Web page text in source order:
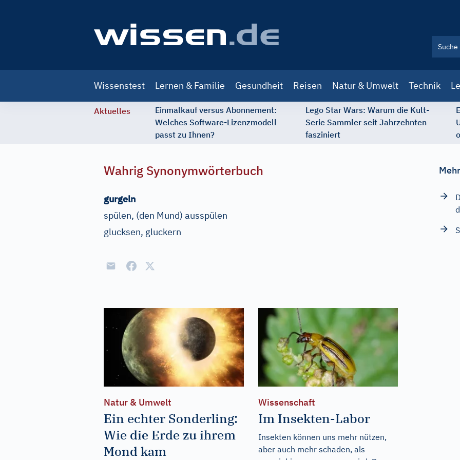
navigation
Wissenstest Lernen & Familie Gesundheit Reisen Natur & Umwelt Technik
Aktuelles
Einmalkauf versus Abonnement:
Welches Software-Lizenzmodell
passt zu Ihnen?
Lego Star Wars: Warum die Kult-
Serie Sammler seit Jahrzehnten
fasziniert
Wahrig Synonymwörterbuch
gurgeln
spülen, (den Mund) ausspülen
glucksen, gluckern
Natur & Umwelt
Ein echter Sonderling:
Wie die Erde zu ihrem
Mond kam
Wissenschaft
Im Insekten-Labor
Insekten können uns mehr nützen,
aber auch mehr schaden, als